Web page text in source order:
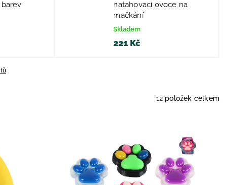
natahovací ovoce na
mačkání
Skladem
221 Kč
12 položek celkem